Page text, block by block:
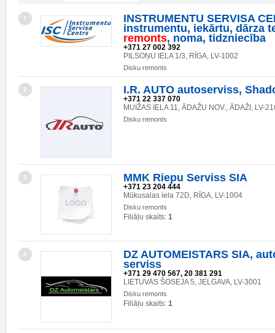
1
INSTRUMENTU SERVISA
instrumentu, iekārtu, dārza
remonts, noma, tidzniecība
+371 27 002 392
PILSOŅU IELA 1/3, RĪGA, LV-1002
Disku remonts
2 I.R. AUTO autoserviss,
+371 22 337 070
MUIŽAS IELA 11, ĀDAŽU NOV., ĀDAŽI, LV-
Disku remonts
3 MMK Riepu Serviss SIA
+371 23 204 444
Mūkusalas iela 72D, RĪGA, LV-1004
Disku remonts
Filiāļu skaits: 1
4
DZ AUTOMEISTARS SIA,
serviss
+371 29 470 567, 20 381 291
LIETUVAS ŠOSEJA 5, JELGAVA, LV-3001
Disku remonts
Filiāļu skaits: 1